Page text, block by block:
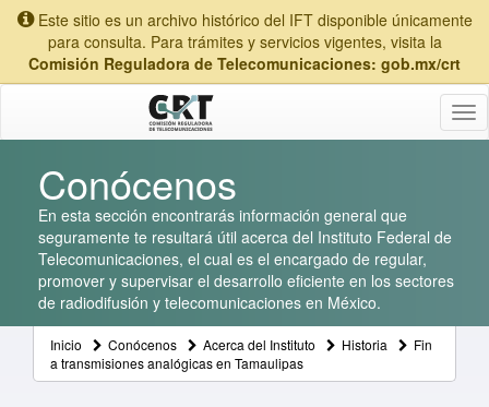
Este sitio es un archivo histórico del IFT disponible únicamente
para consulta. Para trámites y servicios vigentes, visita la
Comisión Reguladora de Telecomunicaciones: gob.mx/crt
Conócenos
En esta sección encontrarás información general que
seguramente te resultará útil acerca del Instituto Federal de
Telecomunicaciones, el cual es el encargado de regular,
promover y supervisar el desarrollo eficiente en los sectores
de radiodifusión y telecomunicaciones en México.
Inicio Conócenos Acerca del Instituto Historia
Fin
a transmisiones analógicas en Tamaulipas